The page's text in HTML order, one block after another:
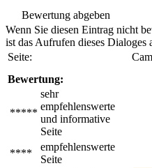
Bewertung abgeben
Wenn Sie diesen Eintrag nicht
ist das Aufrufen dieses Dialoges
Seite:
Bewertung:
*****
sehr
empfehlenswerte
und informative
Seite
****
empfehlenswerte
Seite